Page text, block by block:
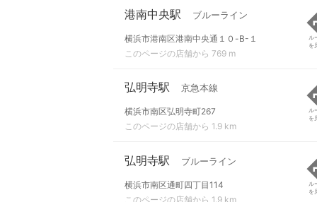
港南中央駅 ブルーライン
横浜市港南区港南中央通１０-B-１
このページの店舗から 769 m
ル
を
弘明寺駅 京急本線
横浜市南区弘明寺町267
このページの店舗から 1.9 km
ル
を
弘明寺駅 ブルーライン
横浜市南区通町四丁目114
このページの店舗から 1.9 km
ル
を